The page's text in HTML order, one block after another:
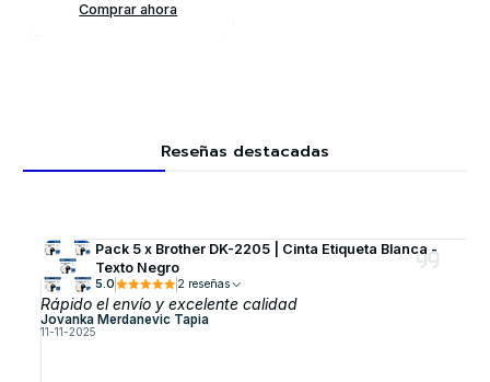
Comprar ahora
Reseñas destacadas
Pack 5 x Brother DK-2205 | Cinta Etiqueta Blanca -
Texto Negro
5.0 2 reseñas
Rápido el envío y excelente calidad
Jovanka Merdanevic Tapia
11-11-2025